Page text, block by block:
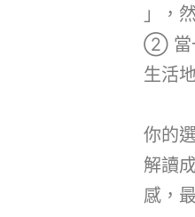
」，
② 當
生活
你的
解讀
感，